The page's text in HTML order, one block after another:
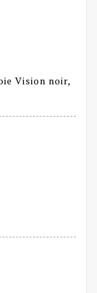
Vision noir,